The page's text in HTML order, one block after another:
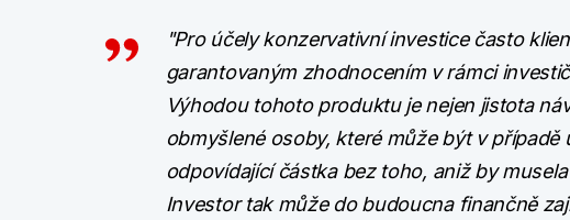
"Pro účely konzervativní investice často
garantovaným zhodnocením v rámci
Výhodou tohoto produktu je nejen jistota
obmyšlené osoby, které může být v případě
odpovídající částka bez toho, aniž by
Investor tak může do budoucna finančně